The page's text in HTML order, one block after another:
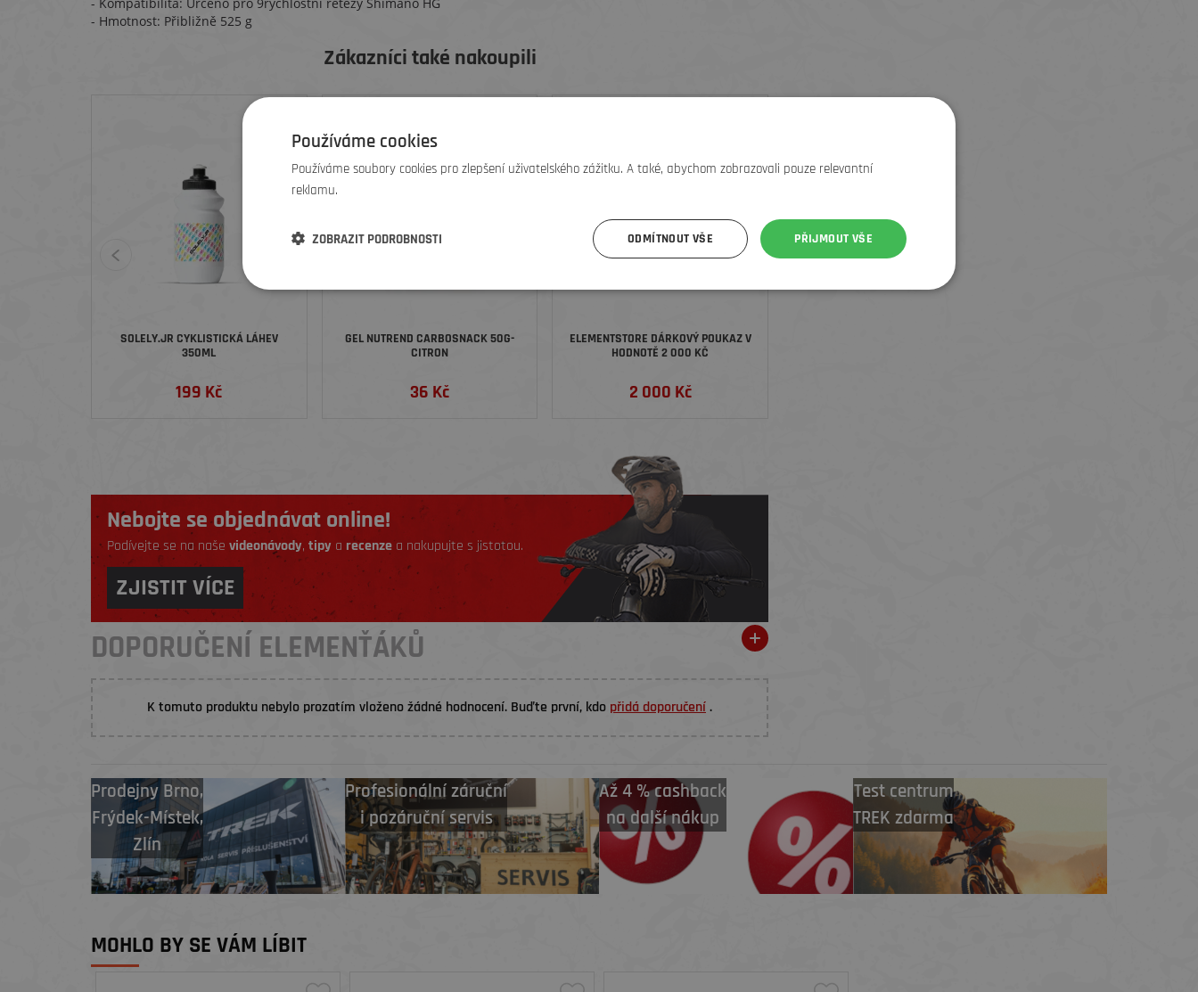
- Hmotnost: Přibližně 525 g
Zákazníci také nakoupili
SOLELY.JR CYKLISTICKÁ LÁHEV
350ML
199 Kč
GEL NUTREND CARBOSNACK 50G-
CITRON
36 Kč
ELEMENTSTORE DÁRKOVÝ POUKAZ V
HODNOTĚ 2 000 KČ
2 000 Kč
Nebojte se objednávat online!
Podívejte se na naše videonávody, tipy a recenze a nakupujte s jistotou.
ZJISTIT VÍCE
DOPORUČENÍ ELEMENŤÁKŮ
K tomuto produktu nebylo prozatím vloženo žádné hodnocení. Buďte první, kdo přidá doporučení.
ProdejnyBrno,
Frýdek-Místek,
Zlín
Profesionální záruční
i pozáruční servis
Až 4 % cashback
na další nákup
Test centrum
TREK zdarma
MOHLO BY SE VÁM LÍBIT
Používáme cookies
Používáme soubory cookies pro zlepšení uživatelského zážitku. A také, abychom zobrazovali pouze relevantní
reklamu.
PŘIJMOUT VŠE
ODMÍTNOUT VŠE
ZOBRAZIT PODROBNOSTI